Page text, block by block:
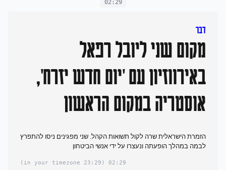
02:29
דבר
מקום שני ליובל רפאל
באירווזיון עם 'יום חדש יזרח',
אוסטריה במקום הראשון
הזמרת הישראלית שרה לקול תשואות הקהל. שני מפגינים ניסו להתפרץ
לבמה במהלך הופעתה ונעצרו על ידי אנשי הביטחון
02:29
(23:29 in your timezone)